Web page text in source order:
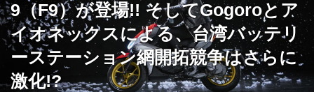
9（F9）が登場!! そしてGogoroとア
イオネックスによる、台湾バッテリ
ーステーション網開拓競争はさらに
激化!?